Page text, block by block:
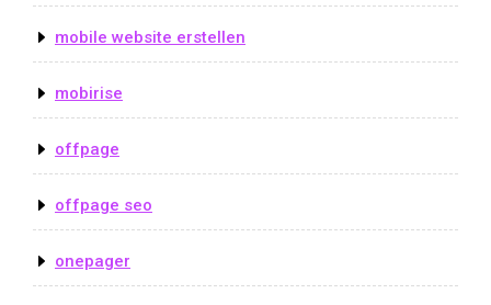
mobile website erstellen
mobirise
offpage
offpage seo
onepager